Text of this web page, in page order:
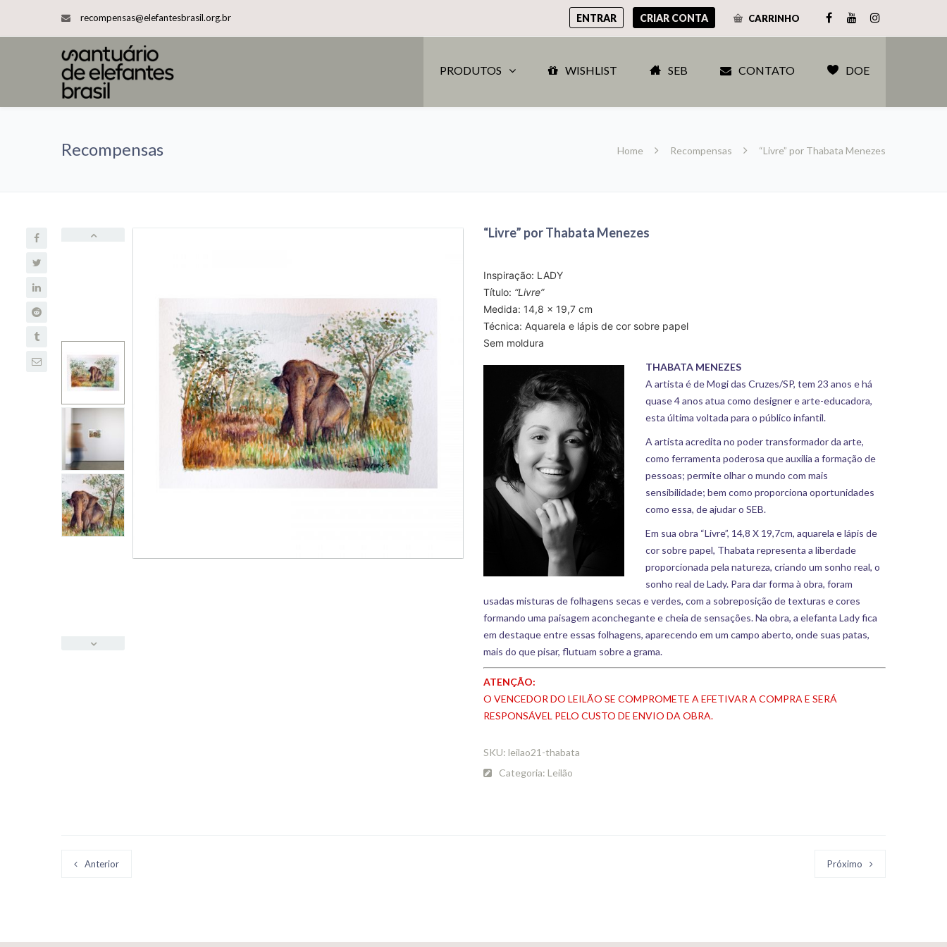
recompensas@elefantesbrasil.org.br CARRINHO
ENTRAR CRIAR CONTA
PRODUTOS WISHLIST SEB CONTATO DOE
Recompensas Home Recompensas “Livre” por Thabata Menezes
“Livre” por Thabata Menezes
Inspiração: LADY
Título: “Livre”
Medida: 14,8 x 19,7 cm
Técnica: Aquarela e lápis de cor sobre papel
Sem moldura
THABATA MENEZES
A artista é de Mogi das Cruzes/SP, tem 23 anos e há
quase 4 anos atua como designer e arte-educadora,
esta última voltada para o público infantil.
A artista acredita no poder transformador da arte,
como ferramenta poderosa que auxilia a formação de
pessoas; permite olhar o mundo com mais
sensibilidade; bem como proporciona oportunidades
como essa, de ajudar o SEB.
Em sua obra “Livre”, 14,8 X 19,7cm, aquarela e lápis de
cor sobre papel, Thabata representa a liberdade
proporcionada pela natureza, criando um sonho real, o
sonho real de Lady. Para dar forma à obra, foram
usadas misturas de folhagens secas e verdes, com a sobreposição de texturas e cores
formando uma paisagem aconchegante e cheia de sensações. Na obra, a elefanta Lady fica
em destaque entre essas folhagens, aparecendo em um campo aberto, onde suas patas,
mais do que pisar, flutuam sobre a grama.
ATENÇÃO:
O VENCEDOR DO LEILÃO SE COMPROMETE A EFETIVAR A COMPRA E SERÁ
RESPONSÁVEL PELO CUSTO DE ENVIO DA OBRA.
SKU:leilao21-thabata
Categoria:Leilão
Anterior Próximo